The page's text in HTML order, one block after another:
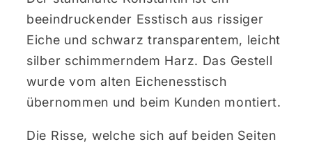
beeindruckender Esstisch aus rissiger
Eiche und schwarz transparentem, leicht
silber schimmerndem Harz. Das Gestell
wurde vom alten Eichenesstisch
übernommen und beim Kunden montiert.
Die Risse, welche sich auf beiden Seiten